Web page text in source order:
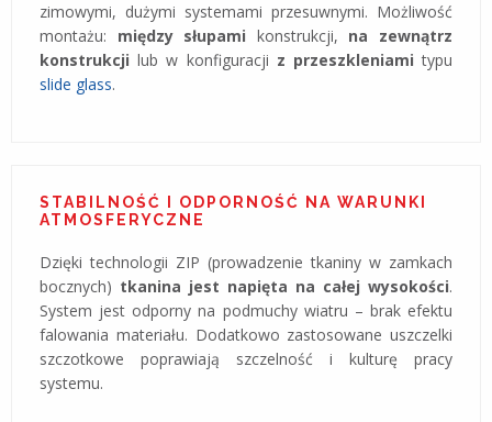
zimowymi, dużymi systemami przesuwnymi. Możliwość
montażu: między słupami konstrukcji, na zewnątrz
konstrukcji lub w konfiguracji z przeszkleniami typu
slide glass.
STABILNOŚĆ I ODPORNOŚĆ NA WARUNKI
ATMOSFERYCZNE
Dzięki technologii ZIP (prowadzenie tkaniny w zamkach
bocznych) tkanina jest napięta na całej wysokości.
System jest odporny na podmuchy wiatru – brak efektu
falowania materiału. Dodatkowo zastosowane uszczelki
szczotkowe poprawiają szczelność i kulturę pracy
systemu.